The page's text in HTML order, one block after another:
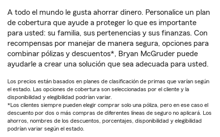
A todo el mundo le gusta ahorrar dinero. Personalice un plan
de cobertura que ayude a proteger lo que es importante
para usted: su familia, sus pertenencias y sus finanzas. Con
recompensas por manejar de manera segura, opciones para
combinar pólizas y descuentos*, Bryan McGruder puede
ayudarle a crear una solución que sea adecuada para usted.
Los precios están basados en planes de clasificación de primas que varían según
el estado. Las opciones de cobertura son seleccionadas por el cliente y la
disponibilidad y elegibilidad podrían variar.
*Los clientes siempre pueden elegir comprar solo una póliza, pero en ese caso el
descuento por dos o más compras de diferentes líneas de seguro no aplicará. Los
ahorros, nombres de los descuentos, porcentajes, disponibilidad y elegibilidad
podrían variar según el estado.